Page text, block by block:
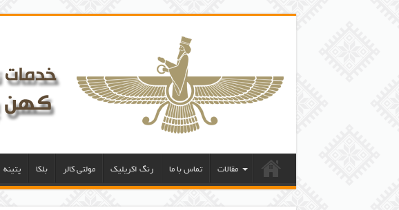
مقالات تماس با ما رنگ اکریلیک مولتی کالر بلکا پتینه